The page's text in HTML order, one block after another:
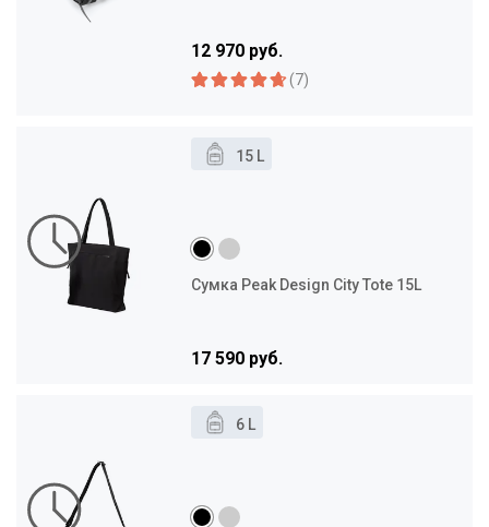
12 970 руб.
(7)
15 L
Сумка Peak Design City Tote 15L
17 590 руб.
6 L